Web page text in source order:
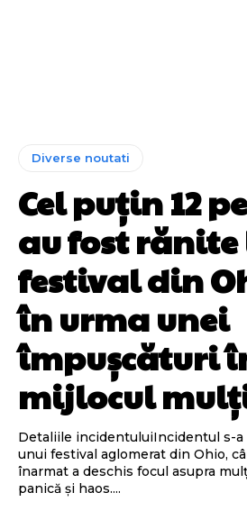
Diverse noutati
Cel puțin 12
au fost rănite
festival din
în urma unei
împușcături
mijlocul
Detaliile incidentuluiIncidentul s-
unui festival aglomerat din Ohio,
înarmat a deschis focul asupra
panică și haos....